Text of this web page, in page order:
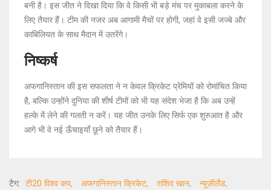
बनी है। इस जीत ने दिखा दिया कि वे किसी भी बड़े मंच पर मुकाबला करने के
लिए तैयार हैं। टीम की नजर अब आगामी मैचों पर होगी, जहां वे इसी जज्बे और
काबिलियत के साथ मैदान में उतरेंगे।
निष्कर्ष
अफगानिस्तान की इस सफलता ने न केवल क्रिकेट प्रेमियों को रोमांचित किया
है, बल्कि उन्होंने दुनिया की शीर्ष टीमों को भी यह संदेश भेजा है कि अब उन्हें
हल्के में लेने की गलती न करें। यह जीत उनके लिए सिर्फ एक शुरुआत है और
आगे भी वे नई ऊँचाइयाँ छूने को तैयार हैं।
टैग: टी20 विश्व कप अफगानिस्तान क्रिकेट राशिद खान न्यूज़ीलैंड